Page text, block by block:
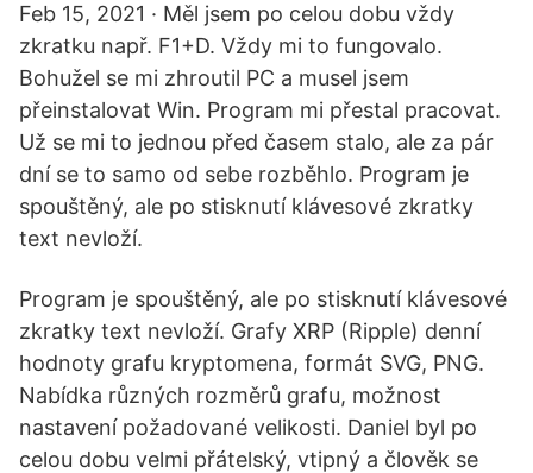
Feb 15, 2021 · Měl jsem po celou dobu vždy
zkratku např. F1+D. Vždy mi to fungovalo.
Bohužel se mi zhroutil PC a musel jsem
přeinstalovat Win. Program mi přestal pracovat.
Už se mi to jednou před časem stalo, ale za pár
dní se to samo od sebe rozběhlo. Program je
spouštěný, ale po stisknutí klávesové zkratky
text nevloží.
Program je spouštěný, ale po stisknutí klávesové
zkratky text nevloží. Grafy XRP (Ripple) denní
hodnoty grafu kryptomena, formát SVG, PNG.
Nabídka různých rozměrů grafu, možnost
nastavení požadované velikosti. Daniel byl po
celou dobu velmi přátelský, vtipný a člověk se